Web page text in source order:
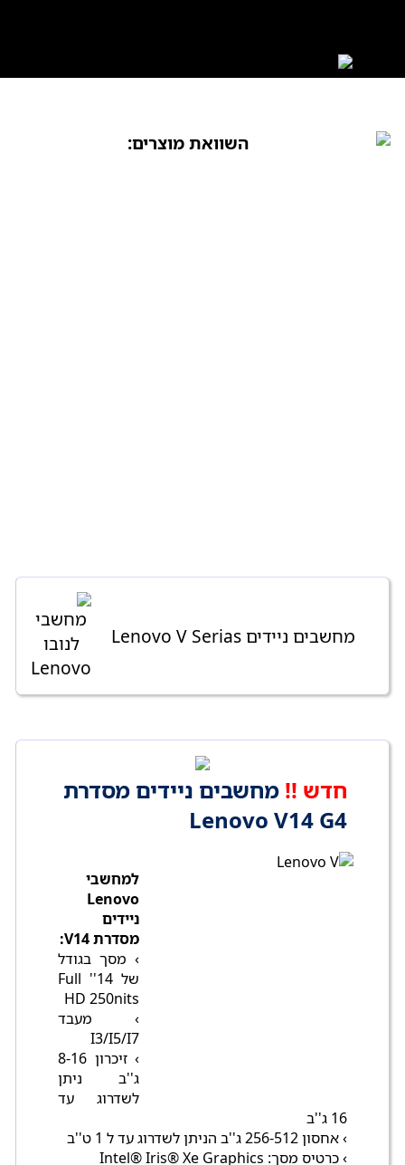
השוואת מוצרים:
מחשבים ניידים Lenovo V Serias
חדש !! מחשבים ניידים מסדרת
Lenovo V14 G4
למחשבי
Lenovo
ניידים
מסדרת V14:
› מסך בגודל
של 14'' Full
HD 250nits
› מעבד
I3/I5/I7
› זיכרון 8-16
ג''ב ניתן
לשדרוג עד
16 ג''ב
› אחסון 256-512 ג''ב הניתן לשדרוג עד ל 1 ט''ב
› כרטיס מסך: Intel® Iris® Xe Graphics